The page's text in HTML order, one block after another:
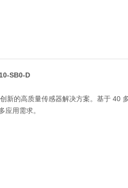
SB0-D
新的高质量传感器解决方案。基于 40
应用需求。